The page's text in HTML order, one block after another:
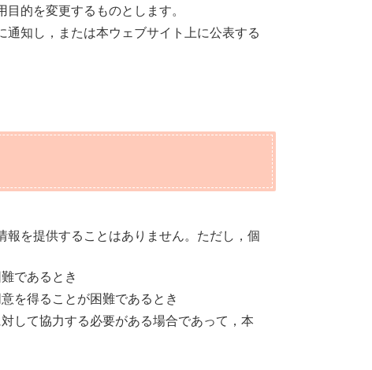
的を変更するものとします。
知し，または本ウェブサイト上に公表する
を提供することはありません。ただし，個
であるとき
を得ることが困難であるとき
して協力する必要がある場合であって，本